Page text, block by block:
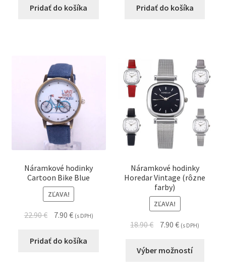
Pridať do košíka Pridať do košíka
Náramkové hodinky
Cartoon Bike Blue
ZĽAVA!
22.90€ 7.90 € (s DPH)
Pridať do košíka
Náramkové hodinky
Horedar Vintage (rôzne
farby)
ZĽAVA!
18.90€ 7.90€ (s DPH)
Výber možností